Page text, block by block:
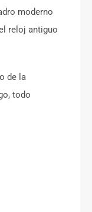
moderno
reloj antiguo
de la
todo